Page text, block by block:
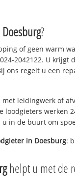
Doesburg?
of geen warm
2042122. U
ons regelt u een
leidingwerk of
loodgieters werken
in de buurt om
in Doesburg:
helpt u met de